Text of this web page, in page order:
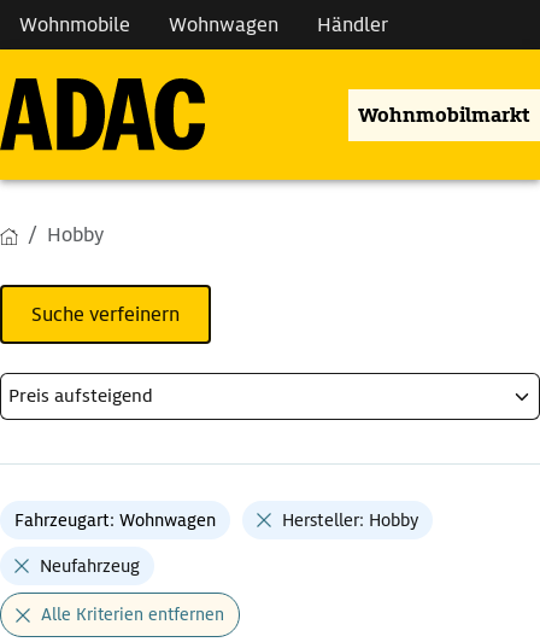
Wohnmobile Wohnwagen Händler
Wohnmobilmarkt
Hobby
Suche verfeinern
Fahrzeugart: Wohnwagen Hersteller: Hobby
Neufahrzeug
Alle Kriterien entfernen